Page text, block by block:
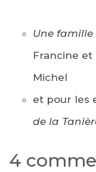
Une
Francine et
Michel
et pour les
de la
4